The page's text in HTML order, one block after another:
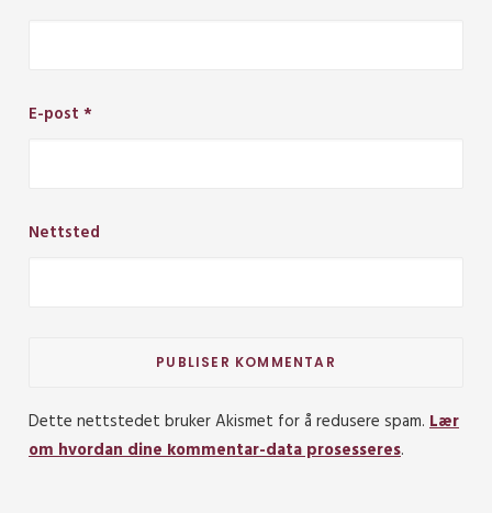
E-post *
Nettsted
Dette nettstedet bruker Akismet for å redusere spam. Lær
om hvordan dine kommentar-data prosesseres.